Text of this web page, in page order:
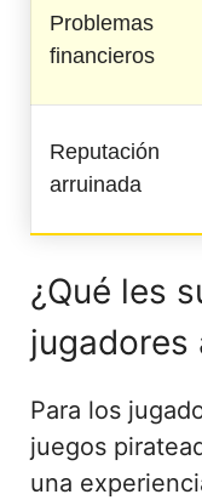
Problemas
financieros
Reputación
arruinada
¿Qué les
jugadores
Para los
juegos
una